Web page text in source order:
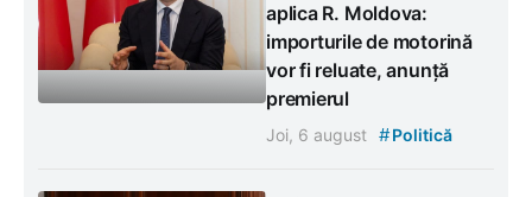
aplica R. Moldova:
importurile de motorină
vor fi reluate, anunță
premierul
Joi, 6 august #Politică